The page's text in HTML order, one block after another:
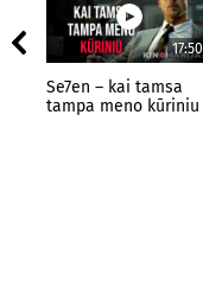
17:50
Se7en – kai tamsa
tampa meno kūriniu